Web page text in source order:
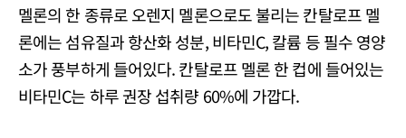
멜론의 한 종류로 오렌지 멜론으로도 불리는 칸탈로프 멜
론에는 섬유질과 항산화 성분, 비타민C, 칼륨 등 필수 영양
소가 풍부하게 들어있다. 칸탈로프 멜론 한 컵에 들어있는
비타민C는 하루 권장 섭취량 60%에 가깝다.